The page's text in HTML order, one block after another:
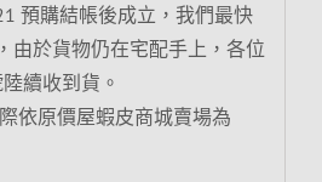
預購結帳後成立，我們最快
由於貨物仍在宅配手上，各位
續收到貨。
依原價屋蝦皮商城賣場為